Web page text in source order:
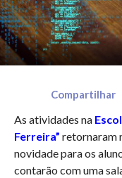
Compartilhar
As atividades na
Ferreira” retornaram
novidade para os
contarão com uma